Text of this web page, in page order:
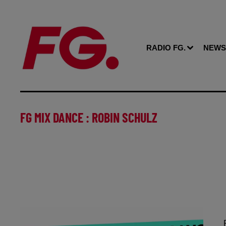
RADIO FG. NEWS
FG MIX DANCE : ROBIN SCHULZ